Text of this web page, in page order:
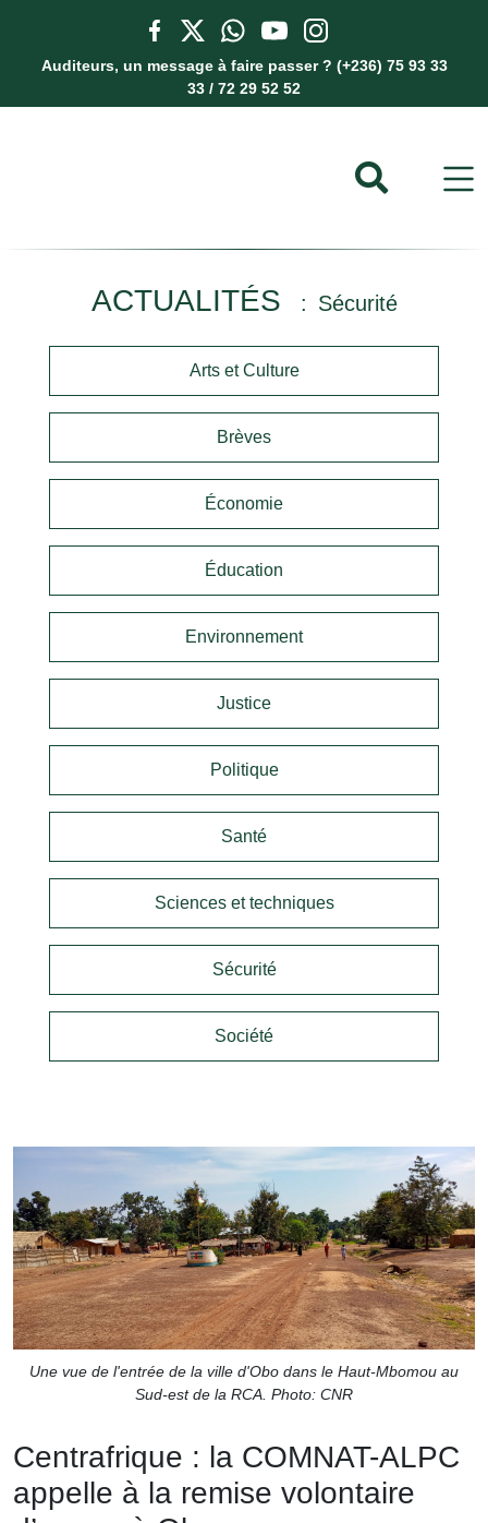
Auditeurs, un message à faire passer ? (+236) 75 93 33
33 / 72 29 52 52
ACTUALITÉS Sécurité
Arts et Culture
Brèves
Économie
Éducation
Environnement
Justice
Politique
Santé
Sciences et techniques
Sécurité
Société
Une vue de l'entrée de la ville d'Obo dans le Haut-Mbomou au
Sud-est de la RCA. Photo: CNR
Centrafrique : la COMNAT-ALPC
appelle à la remise volontaire